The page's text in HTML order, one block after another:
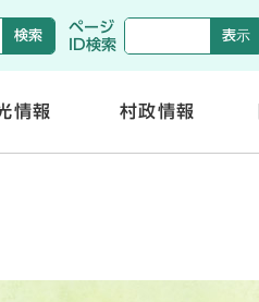
ページ
ID検索
情報 村政情報